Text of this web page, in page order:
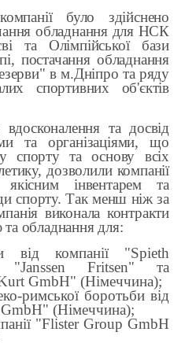
було здійснено
обладнання для НСК
та Олімпійської бази
постачання обладнання
в м.Дніпро та ряду
спортивних об'єктів
та досвід
та організаціями, що
спорту та основу всіх
дозволили компанії
якісним інвентарем та
спорту. Так менш ніж за
виконала контракти
та обладнання для:
від компанії "Spieth
"Janssen Fritsen" та
GmbH" (Німеччина);
римської боротьби від
GmbH" (Німеччина);
"Flister Group GmbH